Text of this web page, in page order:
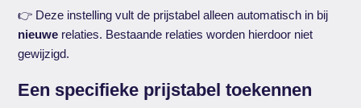
👉 Deze instelling vult de prijstabel alleen automatisch in bij
nieuwe relaties. Bestaande relaties worden hierdoor niet
gewijzigd.
Een specifieke prijstabel toekennen